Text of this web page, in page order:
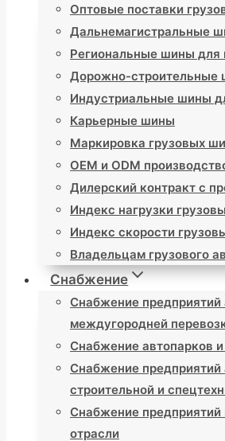
Оптовые поставки
Дальнемагистральные
Региональные шины для
Дорожно-строительные
Индустриальные шины
Карьерные шины
Маркировка грузовых
OEM и ODM
Дилерский контракт с
Индекс нагрузки
Индекс скорости
Владельцам грузового
Снабжение
Снабжение предприятий
междугородней
Снабжение автопарков и
Снабжение предприятий
строительной и
Снабжение
отрасли